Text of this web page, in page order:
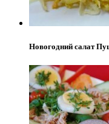
Новогодний салат